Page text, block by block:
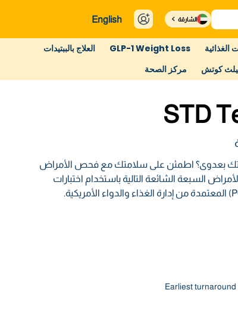
الشارقة English
الغذائية GLP-1 Weight Loss
العلاج بالببتيدات
كوتش مركز الصحة
STD
بعدوى؟ اطمئن على سلامتك مع فحص الأمراض
السبعة الشائعة التالية باستخدام اختبارات
Earliest turnaround